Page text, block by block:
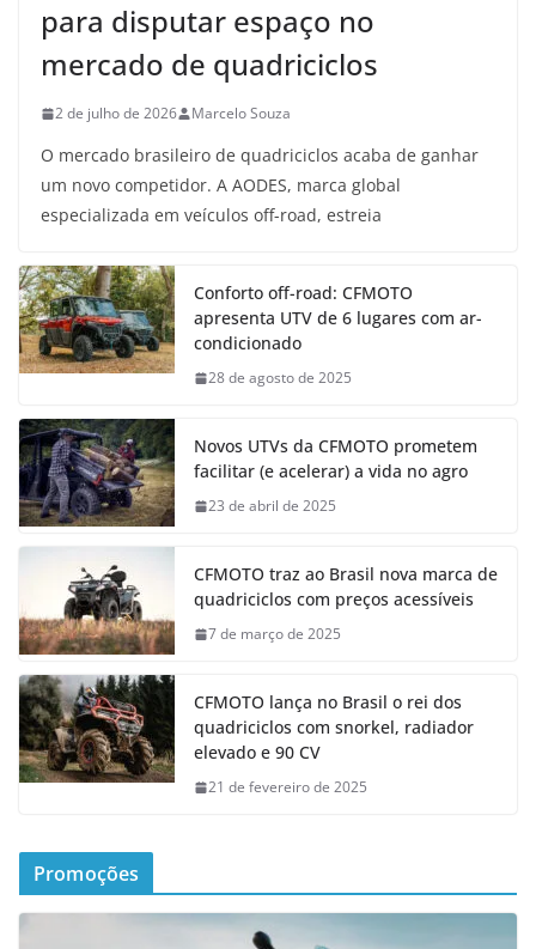
para disputar espaço no
mercado de quadriciclos
2 de julho de 2026 Marcelo Souza
O mercado brasileiro de quadriciclos acaba de ganhar
um novo competidor. A AODES, marca global
especializada em veículos off-road, estreia
Conforto off-road: CFMOTO
apresenta UTV de 6 lugares com ar-
condicionado
28 de agosto de 2025
Novos UTVs da CFMOTO prometem
facilitar (e acelerar) a vida no agro
23 de abril de 2025
CFMOTO traz ao Brasil nova marca de
quadriciclos com preços acessíveis
7 de março de 2025
CFMOTO lança no Brasil o rei dos
quadriciclos com snorkel, radiador
elevado e 90 CV
21 de fevereiro de 2025
Promoções